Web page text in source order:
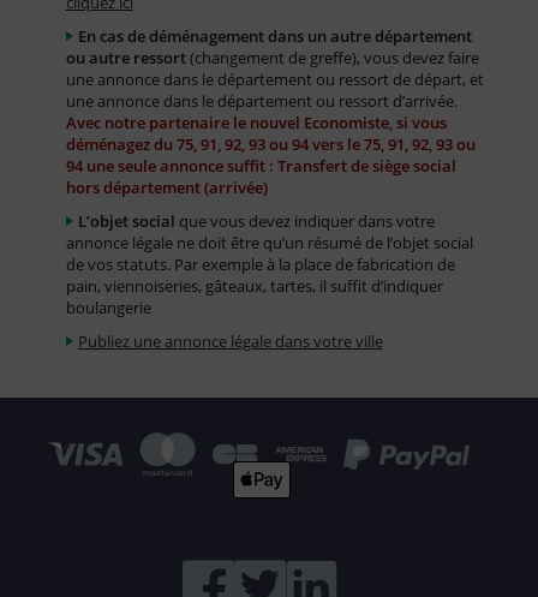
En cas de déménagement dans un autre département
ou autre ressort(changement de greffe), vous devez faire
une annonce dans le département ou ressort de départ, et
une annonce dans le département ou ressort d’arrivée.
Avec notre partenaire le nouvel Economiste, si vous
déménagez du 75, 91, 92, 93 ou 94 vers le 75, 91, 92, 93 ou
94 une seule annonce suffit : Transfert de siège social
hors département (arrivée)
L’objet social que vous devez indiquer dans votre
annonce légale ne doit être qu’un résumé de l’objet social
de vos statuts. Par exemple à la place de fabrication de
pain, viennoiseries, gâteaux, tartes, il suffit d’indiquer
boulangerie
Publiez une annonce légale dans votre ville